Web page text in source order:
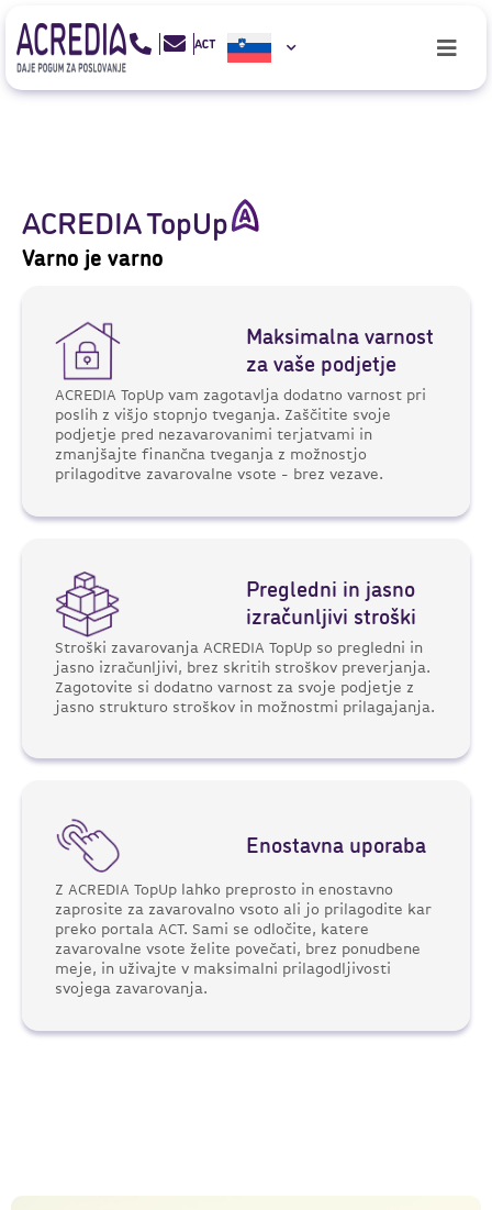
ACREDIA TopUp
Varno je varno
Maksimalna varnost
za vaše podjetje
ACREDIA TopUp vam zagotavlja dodatno varnost pri
poslih z višjo stopnjo tveganja. Zaščitite svoje
podjetje pred nezavarovanimi terjatvami in
zmanjšajte finančna tveganja z možnostjo
prilagoditve zavarovalne vsote - brez vezave.
Pregledni in jasno
izračunljivi stroški
Stroški zavarovanja ACREDIA TopUp so pregledni in
jasno izračunljivi, brez skritih stroškov preverjanja.
Zagotovite si dodatno varnost za svoje podjetje z
jasno strukturo stroškov in možnostmi prilagajanja.
Enostavna uporaba
Z ACREDIA TopUp lahko preprosto in enostavno
zaprosite za zavarovalno vsoto ali jo prilagodite kar
preko portala ACT. Sami se odločite, katere
zavarovalne vsote želite povečati, brez ponudbene
meje, in uživajte v maksimalni prilagodljivosti
svojega zavarovanja.